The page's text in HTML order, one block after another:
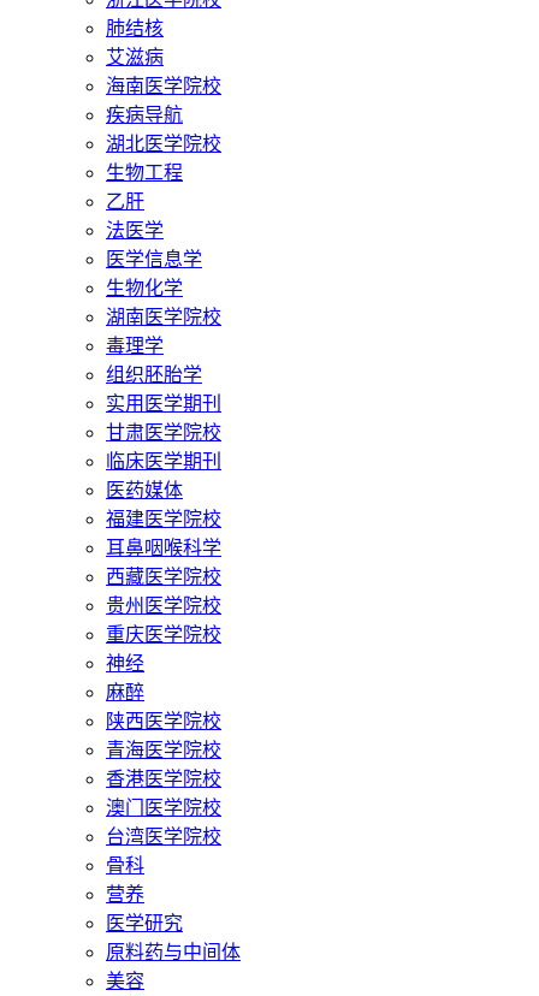
肺结核
艾滋病
海南医学院校
疾病导航
湖北医学院校
生物工程
乙肝
法医学
医学信息学
生物化学
湖南医学院校
毒理学
组织胚胎学
实用医学期刊
甘肃医学院校
临床医学期刊
医药媒体
福建医学院校
耳鼻咽喉科学
西藏医学院校
贵州医学院校
重庆医学院校
神经
麻醉
陕西医学院校
青海医学院校
香港医学院校
澳门医学院校
台湾医学院校
骨科
营养
医学研究
原料药与中间体
美容